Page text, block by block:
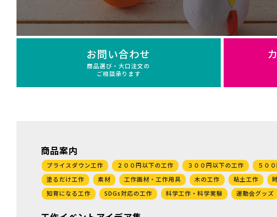
お問い合わせ
商品選び・大口注文の
ご相談承ります
商品案内
プライスダウン工作 ２００円以下の工作 ３００円以下の工作 ５０
塗るだけ工作
素材 工作画材・工作用具 木の工作 粘土工作
知育になる工作
SDGs対応の工作 科学工作・科学実験 運動会グッズ